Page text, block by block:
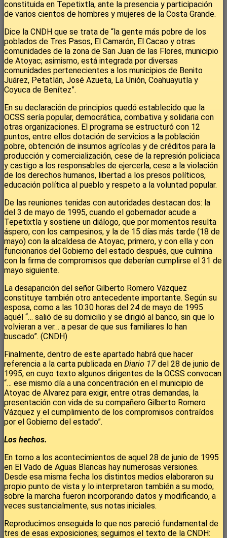
constituida en Tepetixtla, ante la presencia y participación
de varios cientos de hombres y mujeres de la Costa Grande.
Dice la CNDH que se trata de “la gente más pobre de los
poblados de Tres Pasos, El Camarón, El Cacao y otras
comunidades de la zona de San Juan de las Flores, municipio
de Atoyac; asimismo, está integrada por diversas
comunidades pertenecientes a los municipios de Benito
Juárez, Petatlán, José Azueta, La Unión, Coahuayutla y
Coyuca de Benítez”.
En su declaración de principios quedó establecido que la
OCSS sería popular, democrática, combativa y solidaria con
otras organizaciones. El programa se estructuró con 12
puntos, entre ellos dotación de servicios a la población
pobre, obtención de insumos agrícolas y de créditos para la
producción y comercialización, cese de la represión policiaca
y castigo a los responsables de ejercerla, cese a la violación
de los derechos humanos, libertad a los presos políticos,
educación política al pueblo y respeto a la voluntad popular.
De las reuniones tenidas con autoridades destacan dos: la
del 3 de mayo de 1995, cuando el gobernador acude a
Tepetixtla y sostiene un diálogo, que por momentos resulta
áspero, con los campesinos; y la de 15 días más tarde (18 de
mayo) con la alcaldesa de Atoyac, primero, y con ella y con
funcionarios del Gobierno del estado después, que culmina
con la firma de compromisos que deberían cumplirse el 31 de
mayo siguiente.
La desaparición del señor Gilberto Romero Vázquez
constituye también otro antecedente importante. Según su
esposa, como a las 10:30 horas del 24 de mayo de 1995
aquél “… salió de su domicilio y se dirigió al banco, sin que lo
volvieran a ver… a pesar de que sus familiares lo han
buscado”. (CNDH)
Finalmente, dentro de este apartado habrá que hacer
referencia a la carta publicada en Diario 17 del 28 de junio de
1995, en cuyo texto algunos dirigentes de la OCSS convocan
“… ese mismo día a una concentración en el municipio de
Atoyac de Alvarez para exigir, entre otras demandas, la
presentación con vida de su compañero Gilberto Romero
Vázquez y el cumplimiento de los compromisos contraídos
por el Gobierno del estado”.
Los hechos.
En torno a los acontecimientos de aquel 28 de junio de 1995
en El Vado de Aguas Blancas hay numerosas versiones.
Desde esa misma fecha los distintos medios elaboraron su
propio punto de vista y lo interpretaron también a su modo;
sobre la marcha fueron incorporando datos y modificando, a
veces sustancialmente, sus notas iniciales.
Reproducimos enseguida lo que nos pareció fundamental de
tres de esas exposiciones; seguimos el texto de la CNDH: